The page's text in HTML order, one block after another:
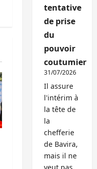
tentative
de prise
du
pouvoir
coutumier
31/07/2026
Il assure
l'intérim à
la tête de
la
chefferie
de Bavira,
mais il ne